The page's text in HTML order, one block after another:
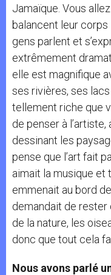
Jamaïque. Vous
balancent leur corps
gens parlent et
extrêmement
elle est magnifique
ses rivières, ses
tellement riche que
de penser à
dessinant les
pense que l’art fait
aimait la musique et
emmenait au bord
demandait de rester
de la nature, les
donc que tout cela
Nous avons parlé